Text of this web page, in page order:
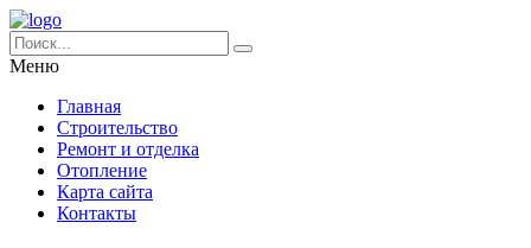
Меню
Главная
Строительство
Ремонт и отделка
Отопление
Карта сайта
Контакты